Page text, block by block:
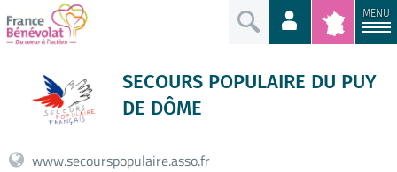
MENU
SECOURS POPULAIRE DU PUY
DE DÔME
www.secourspopulaire.asso.fr